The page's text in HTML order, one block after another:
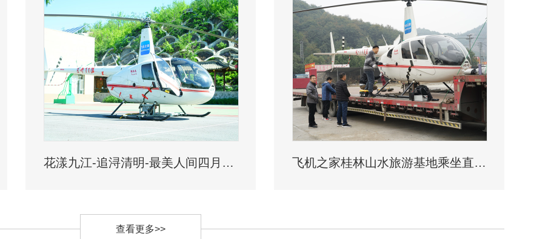
花漾九江-追浔清明-最美人间四月天-去庐山西海踏青去 飞机之家桂林山水旅游基地乘坐直升飞机俯瞰看桂林山水你值得拥有
查看更多>>